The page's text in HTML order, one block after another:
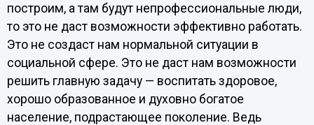
построим, а там будут непрофессиональные люди,
то это не даст возможности эффективно работать.
Это не создаст нам нормальной ситуации в
социальной сфере. Это не даст нам возможности
решить главную задачу — воспитать здоровое,
хорошо образованное и духовно богатое
население, подрастающее поколение. Ведь